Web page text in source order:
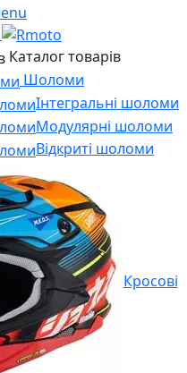
Каталог товарів
Шоломи
Інтегральні шоломи
Модулярні шоломи
Відкриті шоломи
Кросові